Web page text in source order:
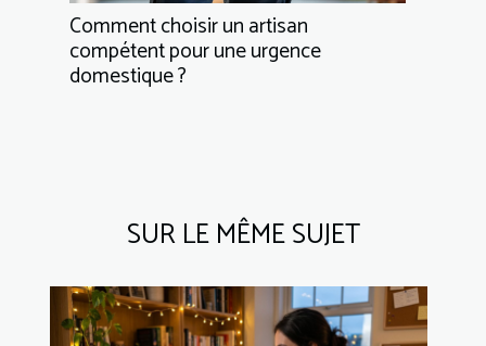
Comment choisir un artisan
compétent pour une urgence
domestique ?
SUR LE MÊME SUJET